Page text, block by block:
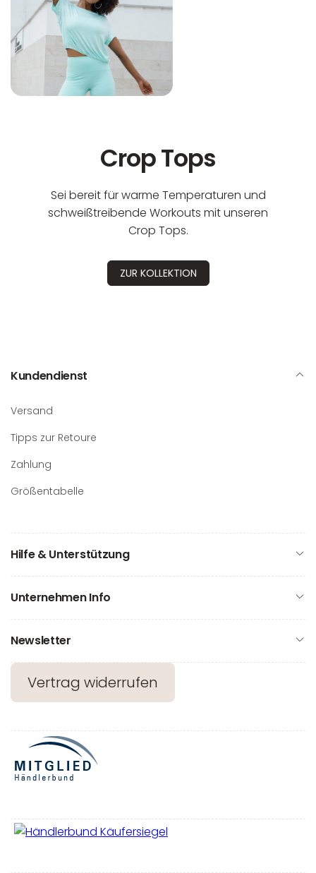
Crop Tops
Sei bereit für warme Temperaturen und
schweißtreibende Workouts mit unseren
Crop Tops.
ZUR KOLLEKTION
Kundendienst
Versand
Tipps zur Retoure
Zahlung
Größentabelle
Hilfe & Unterstützung
Unternehmen Info
Newsletter
Vertrag widerrufen